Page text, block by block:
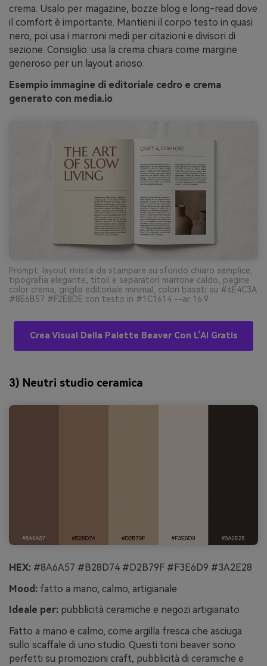
crema. Usalo per magazine, bozze blog e long-read dove
il comfort è importante. Mantieni il corpo testo in quasi
nero, poi usa i marroni medi per citazioni e divisori di
sezione. Consiglio: usa la crema chiara come margine
generoso per un layout arioso.
Esempio immagine di editoriale cedro e crema
generato con media.io
Prompt: layout rivista da stampare su sfondo chiaro semplice,
tipografia elegante, titoli e separatori marrone caldo, pagine
color crema, griglia editoriale minimal, colori basati su #6E4C3A
#8E6B57 #F2E8DE con testo in #1C1614 --ar 16:9
Crea Visual Della Palette Beaver Con L’AI Gratis
3) Neutri studio ceramica
HEX: #8A6A57 #B28D74 #D2B79F #F3E6D9 #3A2E28
Mood: fatto a mano, calmo, artigianale
Ideale per: pubblicità ceramiche e negozi artigianato
Fatto a mano e calmo, come argilla fresca che asciuga
sullo scaffale di uno studio. Questi toni beaver sono
perfetti su promozioni craft, pubblicità di ceramiche e